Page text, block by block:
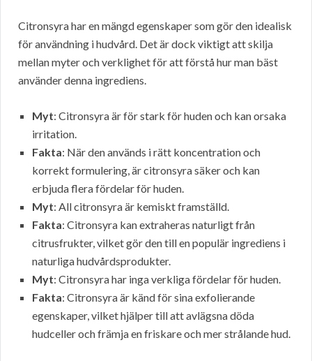
Citronsyra har en mängd egenskaper som gör den idealisk
för användning i hudvård. Det är dock viktigt att skilja
mellan myter och verklighet för att förstå hur man bäst
använder denna ingrediens.
Myt: Citronsyra är för stark för huden och kan orsaka
irritation.
Fakta: När den används i rätt koncentration och
korrekt formulering, är citronsyra säker och kan
erbjuda flera fördelar för huden.
Myt: All citronsyra är kemiskt framställd.
Fakta: Citronsyra kan extraheras naturligt från
citrusfrukter, vilket gör den till en populär ingrediens i
naturliga hudvårdsprodukter.
Myt: Citronsyra har inga verkliga fördelar för huden.
Fakta: Citronsyra är känd för sina exfolierande
egenskaper, vilket hjälper till att avlägsna döda
hudceller och främja en friskare och mer strålande hud.